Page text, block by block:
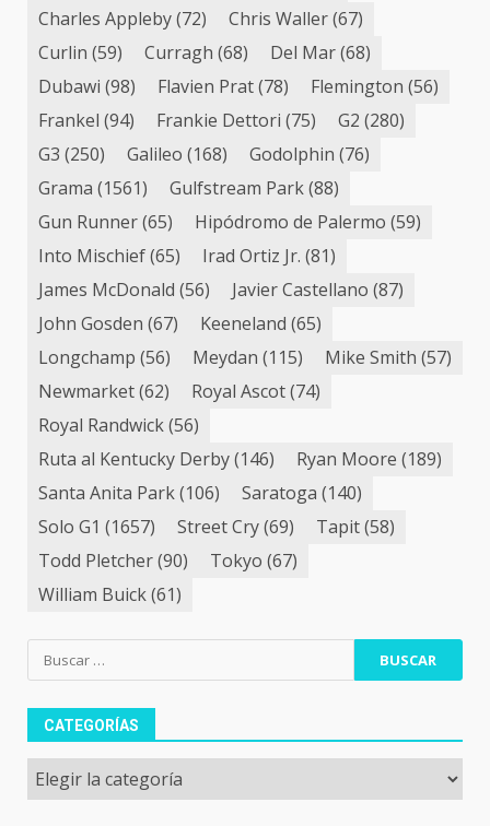
Charles Appleby(72) Chris Waller(67)
Curlin (59) Curragh (68) Del Mar(68)
Dubawi (98) Flavien Prat(78) Flemington (56)
Frankel (94) Frankie Dettori (75) G2 (280)
G3 (250) Galileo (168) Godolphin (76)
Grama (1561) Gulfstream Park(88)
Gun Runner(65) Hipódromo de Palermo (59)
Into Mischief(65) Irad Ortiz Jr. (81)
James McDonald (56) Javier Castellano (87)
John Gosden (67) Keeneland (65)
Longchamp (56) Meydan (115) Mike Smith (57)
Newmarket(62) Royal Ascot(74)
Royal Randwick(56)
Ruta al Kentucky Derby(146) Ryan Moore (189)
Santa Anita Park(106) Saratoga (140)
Solo G1 (1657) Street Cry(69) Tapit(58)
Todd Pletcher(90) Tokyo (67)
William Buick(61)
Buscar:
CATEGORÍAS
Categorías